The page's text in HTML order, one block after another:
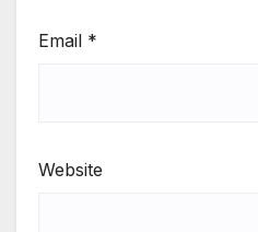
Email *
Website